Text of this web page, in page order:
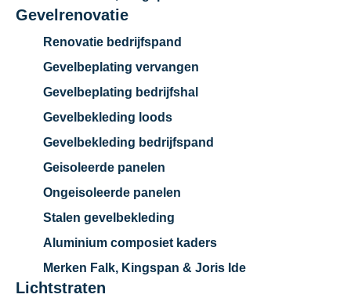
Gevelrenovatie
Renovatie bedrijfspand
Gevelbeplating vervangen
Gevelbeplating bedrijfshal
Gevelbekleding loods
Gevelbekleding bedrijfspand
Geisoleerde panelen
Ongeisoleerde panelen
Stalen gevelbekleding
Aluminium composiet kaders
Merken Falk, Kingspan & Joris Ide
Lichtstraten